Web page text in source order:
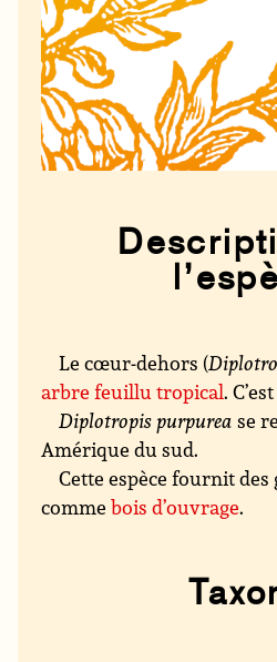
Le cœur-dehors (
arbre feuillu tropical.
Diplotropis purpurea se
Amérique du sud.
Cette espèce fournit
commebois d’ouvrage.